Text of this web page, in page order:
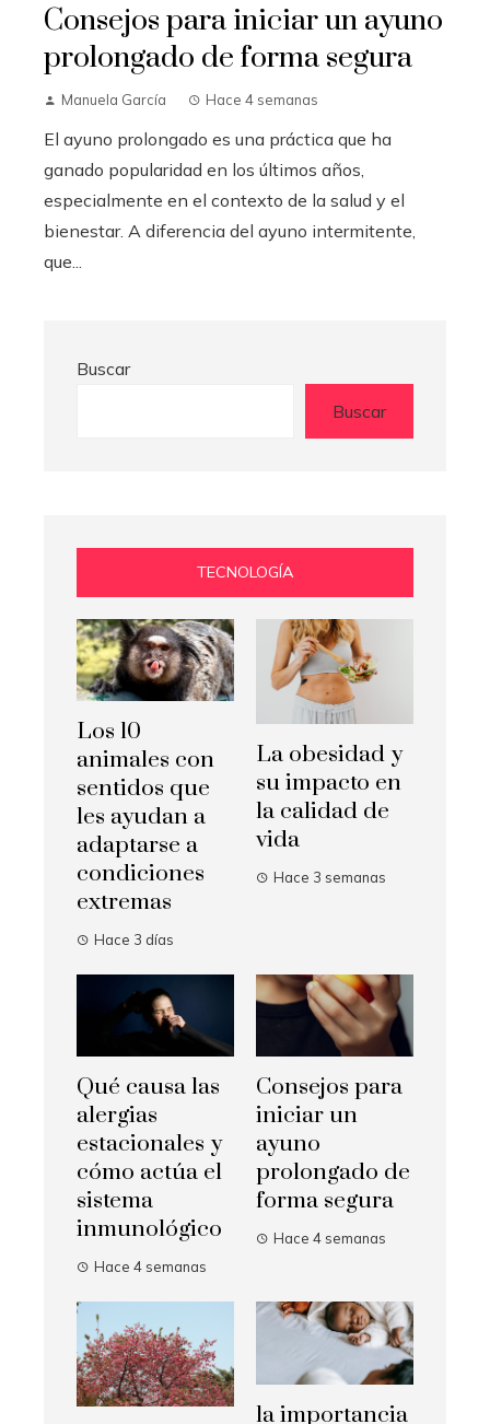
Consejos para iniciar un ayuno
prolongado de forma segura
Manuela García Hace 4 semanas
El ayuno prolongado es una práctica que ha
ganado popularidad en los últimos años,
especialmente en el contexto de la salud y el
bienestar. A diferencia del ayuno intermitente,
que...
Buscar
Buscar
TECNOLOGÍA
Los 10
animales con
sentidos que
les ayudan a
adaptarse a
condiciones
extremas
Hace 3 días
La obesidad y
su impacto en
la calidad de
vida
Hace 3 semanas
Qué causa las
alergias
estacionales y
cómo actúa el
sistema
inmunológico
Hace 4 semanas
Consejos para
iniciar un
ayuno
prolongado de
forma segura
Hace 4 semanas
la importancia